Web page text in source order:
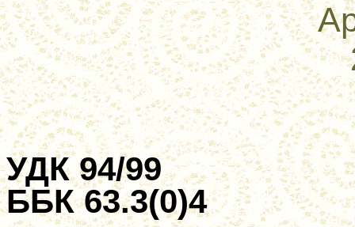
УДК 94/99
ББК 63.3(0)4